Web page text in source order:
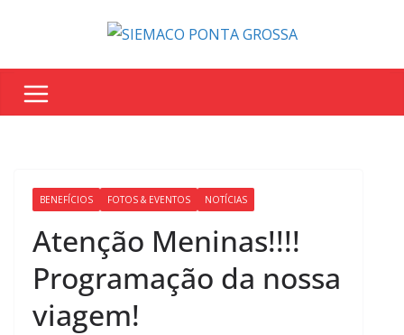
BENEFÍCIOS FOTOS & EVENTOS NOTÍCIAS
Atenção Meninas!!!!
Programação da nossa
viagem!